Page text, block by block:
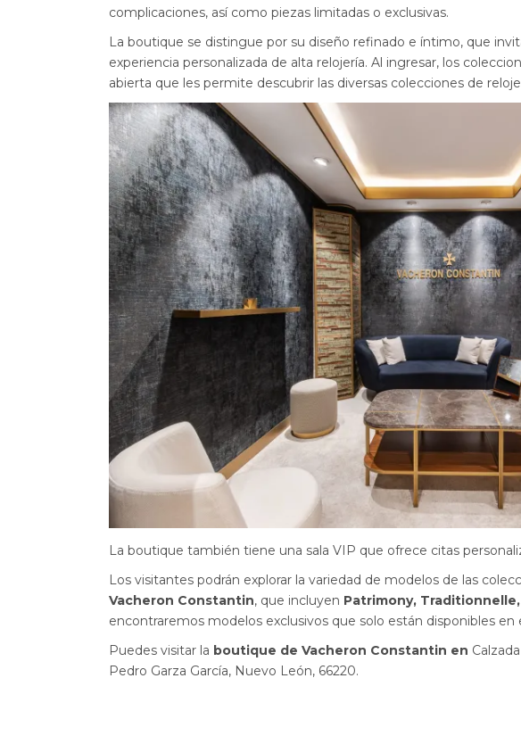
complicaciones, así como piezas limitadas o exclusivas.
La boutique se distingue por su diseño refinado e íntimo, que
experiencia personalizada de alta relojería. Al ingresar, los
abierta que les permite descubrir las diversas colecciones de
La boutique también tiene una sala VIP que ofrece citas
Los visitantes podrán explorar la variedad de modelos de las
Vacheron Constantin, que incluyen Patrimony,
encontraremos modelos exclusivos que solo están disponibles en
Puedes visitar la boutique de Vacheron Constantin en
Pedro Garza García, Nuevo León, 66220.